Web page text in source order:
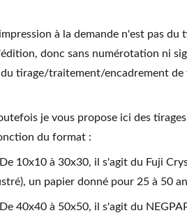
à la demande n'est pas
donc sans numérotation ni
tirage/traitement/encadrement de
je vous propose ici des
du format :
10x10 à 30x30, il s'agit du Fuji
un papier donné pour 25 à 50
40x40 à 50x50, il s'agit du